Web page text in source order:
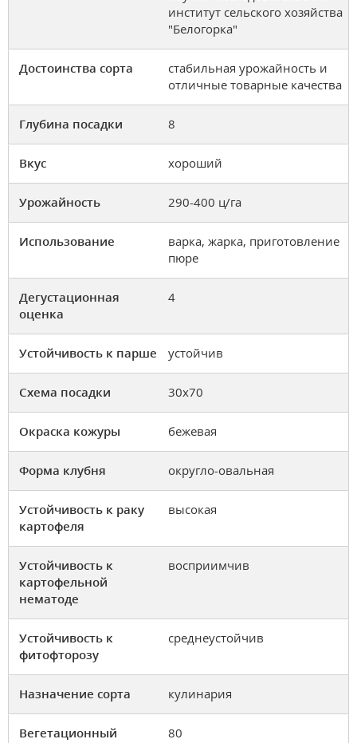
институт сельского хозяйства
"Белогорка"
Достоинства сорта
стабильная урожайность и
отличные товарные качества
Глубина посадки 8
Вкус хороший
Урожайность 290-400 ц/га
Использование
варка, жарка, приготовление
пюре
Дегустационная
оценка
4
Устойчивость к парше устойчив
Схема посадки 30х70
Окраска кожуры бежевая
Форма клубня округло-овальная
Устойчивость к раку
картофеля
высокая
Устойчивость к
картофельной
нематоде
восприимчив
Устойчивость к
фитофторозу
среднеустойчив
Назначение сорта кулинария
Вегетационный
80